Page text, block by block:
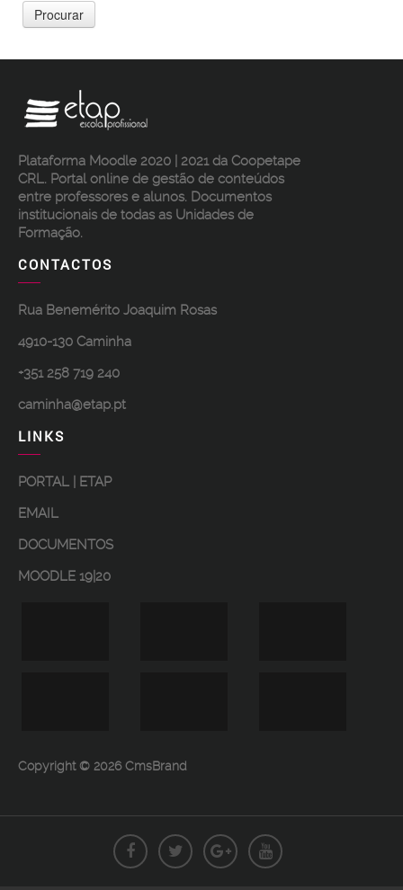
Plataforma Moodle 2020 | 2021 da Coopetape
CRL. Portal online de gestão de conteúdos
entre professores e alunos. Documentos
institucionais de todas as Unidades de
Formação.
CONTACTOS
Rua Benemérito Joaquim Rosas
4910-130 Caminha
+351 258 719 240
caminha@etap.pt
LINKS
PORTAL | ETAP
EMAIL
DOCUMENTOS
MOODLE 19|20
Copyright © 2026 CmsBrand